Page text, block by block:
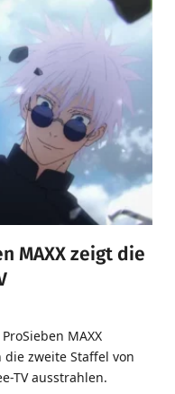
MAXX zeigt die
MAXX
zweite Staffel von
TV ausstrahlen.